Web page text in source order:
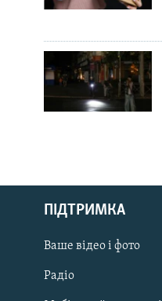
Русский
Qırımtatar
ДОЛУЧАЙСЯ!
ПІДТРИМКА
Ваше відео і фото
Радіо